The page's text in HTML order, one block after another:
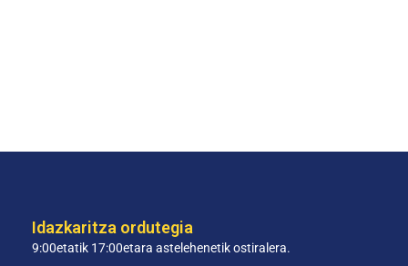
Idazkaritza ordutegia
9:00etatik 17:00etara astelehenetik ostiralera.